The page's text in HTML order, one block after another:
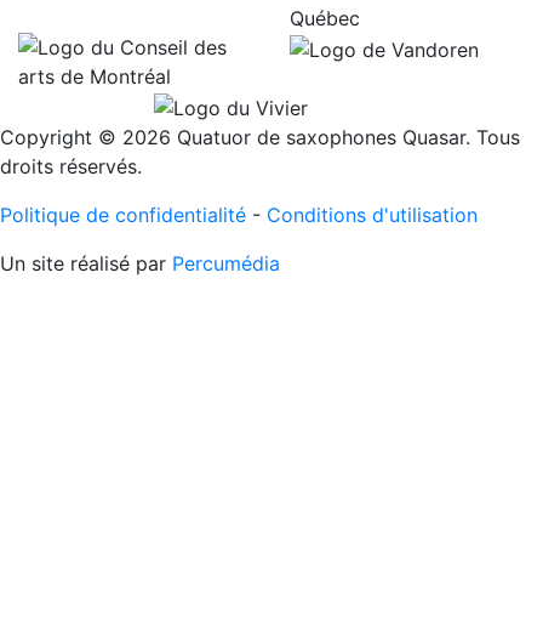
Copyright © 2026 Quatuor de saxophones Quasar. Tous
droits réservés.
Politique de confidentialité - Conditions d'utilisation
Un site réalisé par Percumédia